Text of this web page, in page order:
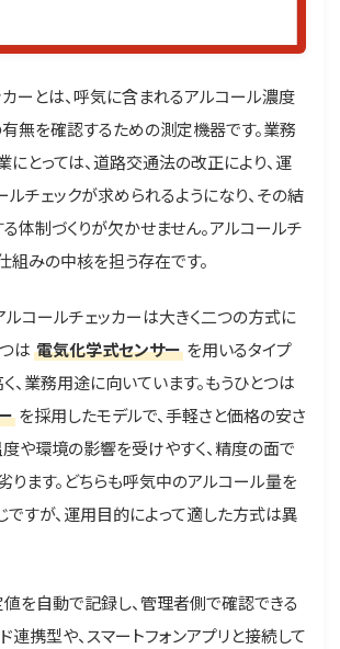
ーとは、呼気に含まれるアルコール濃度
無を確認するための測定機器です。業務
とっては、道路交通法の改正により、運
チェックが求められるようになり、その結
体制づくりが欠かせません。アルコールチ
組みの中核を担う存在です。
コールチェッカーは大きく二つの方式に
は 電気化学式センサー を用いるタイプ
、業務用途に向いています。もうひとつは
を採用したモデルで、手軽さと価格の安さ
や環境の影響を受けやすく、精度の面で
ります。どちらも呼気中のアルコール量を
すが、運用目的によって適した方式は異
値を自動で記録し、管理者側で確認できる
連携型や、スマートフォンアプリと接続して